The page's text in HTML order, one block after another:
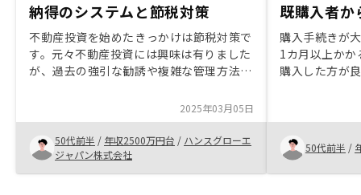
納得のシステムと節税対策
不動産投資を始めたきっかけは節税対策で
す。元々不動産投資には興味は有りました
が、過去の強引な勧誘や複雑な管理方法で
てからの節税対策を検討していたことと、
ほとんどの手続き・管理がデジタル化さ
れ、透明化かれたRenosyのシステムを鑑
みた時に、今からでも始めるべきと考え始
めました。
2025年03月05日
50代前半 / 年収2500万円台 / ハンスグローエ
ジャパン株式会社
既購入者か
購入手続きが
1カ月以上か
購入した方が
物件は売れて
さい。
50代前半 /